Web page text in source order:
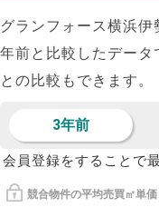
グランフォース横浜
年前と比較したデー
との比較もできます。
3年前
会員登録をすることで
競合物件の平均売買㎡単価